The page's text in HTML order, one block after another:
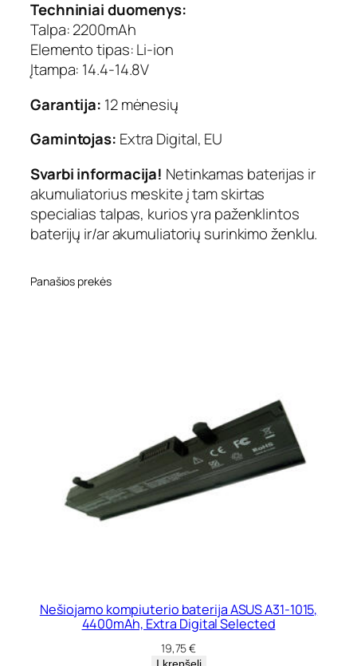
m
A
h
,
x
r
D
i
g
i
t
l
Techniniai duomenys:
Talpa: 2200mAh
Elemento tipas: Li-ion
Įtampa: 14.4-14.8V
Garantija: 12 mėnesių
Gamintojas: Extra Digital, EU
Svarbi informacija! Netinkamas baterijas ir
akumuliatorius meskite į tam skirtas
specialias talpas, kurios yra paženklintos
baterijų ir/ar akumuliatorių surinkimo ženklu.
Panašios prekės
Nešiojamo kompiuterio baterija ASUS A31-1015,
4400mAh, Extra Digital Selected
19,75€